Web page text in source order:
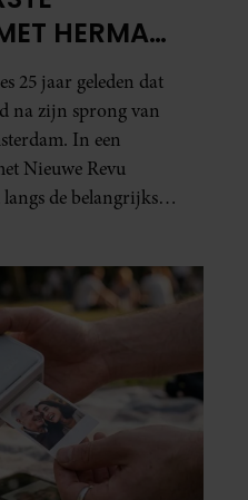
HERMAN
LOLA
25 jaar geleden dat
na zijn sprong van
In een
Nieuwe Revu
de belangrijkste
stortvloed aan
begon hun leven
geboren.